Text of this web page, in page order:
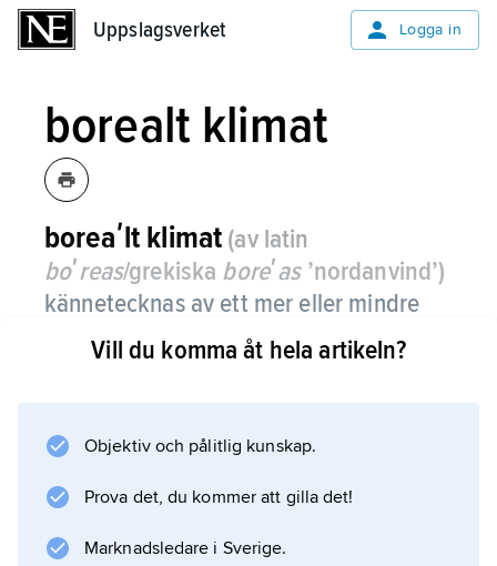
Uppslagsverket Logga in
borealt klimat
boreaʹlt klimat (av latin
boʹreas/grekiska boreʹas’nordanvind’)
kännetecknas av ett mer eller mindre
sammanhängande snötäcke under
vintern.
kalltempererat fuktigt klimat
Vill du komma åt hela artikeln?
Objektiv och pålitlig kunskap.
Prova det, du kommer att gilla det!
Marknadsledare i Sverige.